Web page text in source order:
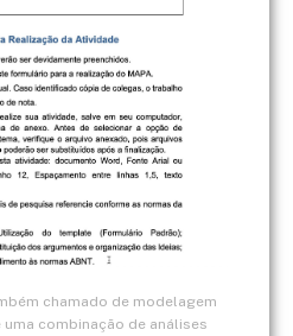
chamado de modelagem
combinação de análises